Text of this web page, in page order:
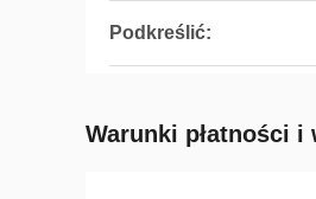
Podkreślić:
Warunki płatności i